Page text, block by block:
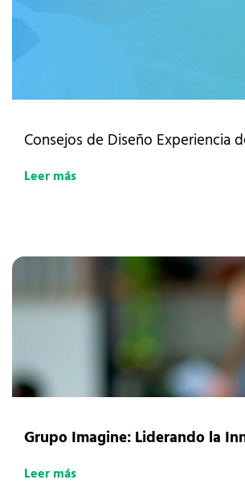
Consejos de Diseño Experiencia
Leer más
Grupo Imagine: Liderando la
Leer más